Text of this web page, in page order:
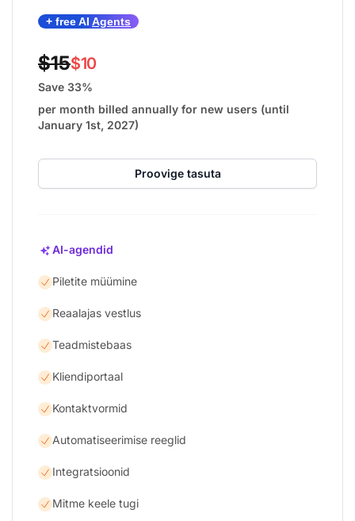
+ free AI Agents
$15$10
Save 33%
per month billed annually for new users (until
January 1st, 2027)
Proovige tasuta
AI-agendid
Piletite müümine
Reaalajas vestlus
Teadmistebaas
Kliendiportaal
Kontaktvormid
Automatiseerimise reeglid
Integratsioonid
Mitme keele tugi